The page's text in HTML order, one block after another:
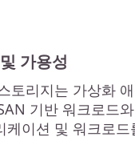
가용성
토리지는 가상화
기반 워크로드
케이션 및 워크로